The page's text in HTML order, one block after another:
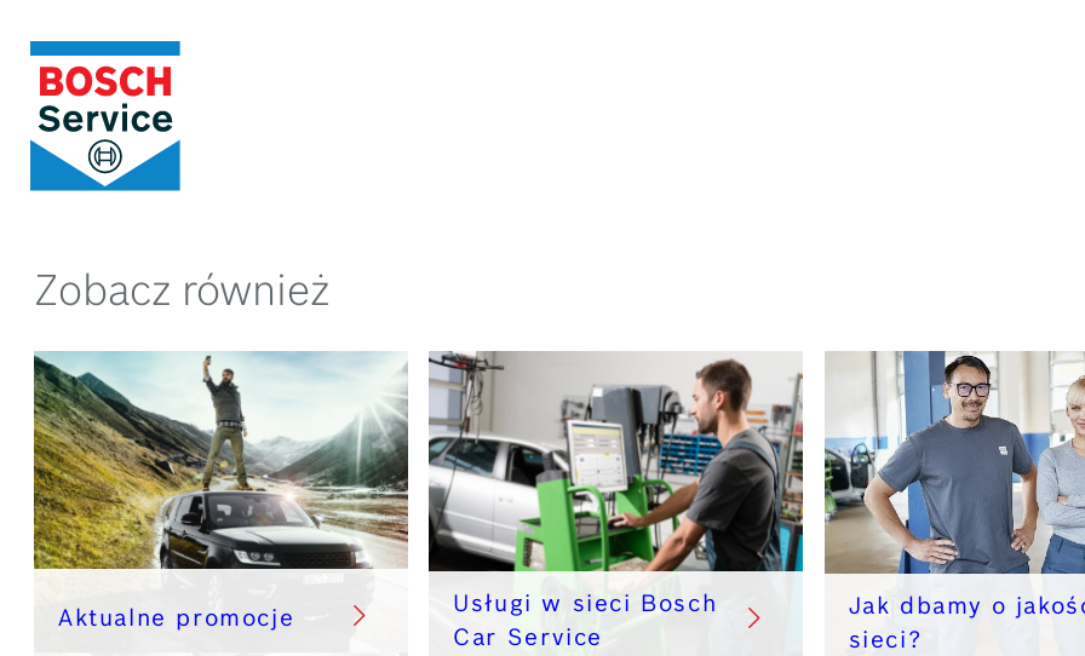
Zobacz również
Aktualne promocje
Usługi w sieci Bosch
Car Service
Jak dbamy o
sieci?